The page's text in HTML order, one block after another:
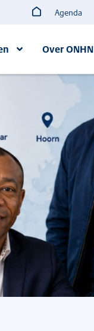
Agenda
Over ONHN